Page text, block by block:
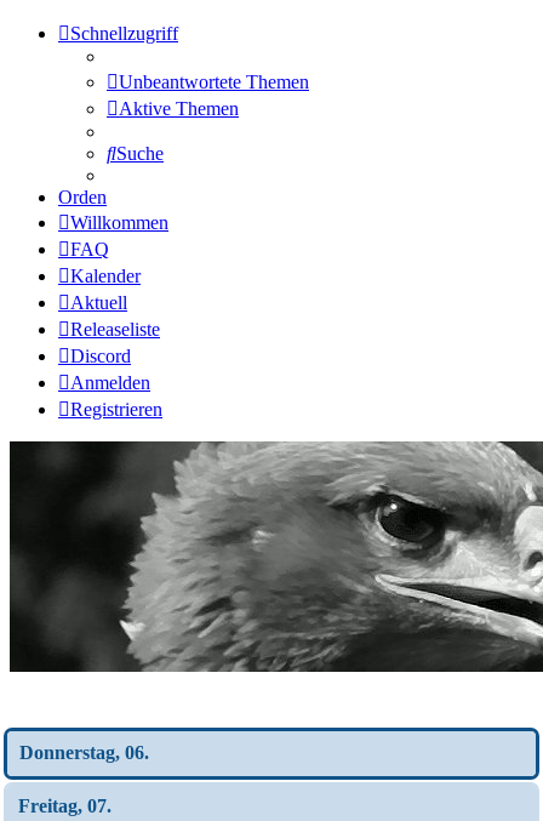
Schnellzugriff
Unbeantwortete Themen
Aktive Themen
Suche
Orden
Willkommen
FAQ
Kalender
Aktuell
Releaseliste
Discord
Anmelden
Registrieren
Donnerstag, 06.
Freitag, 07.